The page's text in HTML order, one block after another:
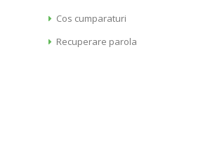
Cos cumparaturi
Recuperare parola